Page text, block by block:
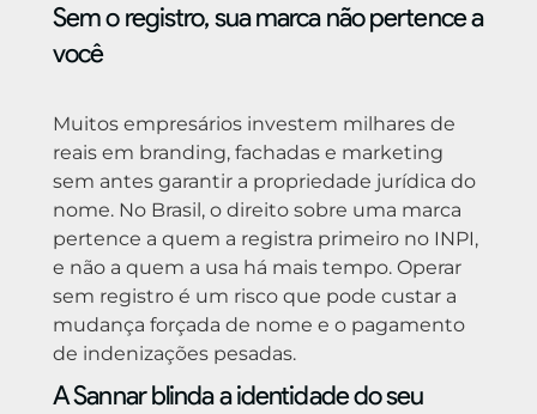
Sem o registro, sua marca não pertence a
você
Muitos empresários investem milhares de
reais em branding, fachadas e marketing
sem antes garantir a propriedade jurídica do
nome. No Brasil, o direito sobre uma marca
pertence a quem a registra primeiro no INPI,
e não a quem a usa há mais tempo. Operar
sem registro é um risco que pode custar a
mudança forçada de nome e o pagamento
de indenizações pesadas.
A Sannar blinda a identidade do seu